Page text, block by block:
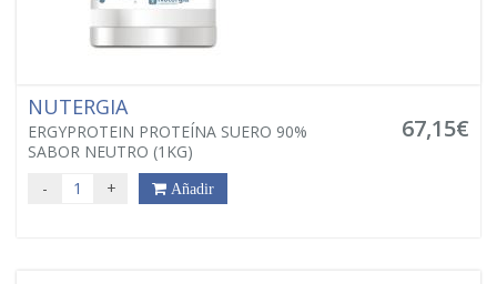
NUTERGIA
ERGYPROTEIN PROTEÍNA SUERO 90%
SABOR NEUTRO (1KG)
67,15€
- + Añadir